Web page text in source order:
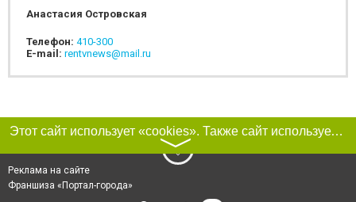
Анастасия Островская
Телефон: 410-300
E-mail: rentvnews@mail.ru
Этот сайт использует «cookies». Также сайт использует интернет-сервис для сбора технических данных касательно посетителей с целью получения маркетинговой и статистической информации. Условия обработки данных посетителей сайта см.
〉
Реклама на сайте
Франшиза «Портал-города»